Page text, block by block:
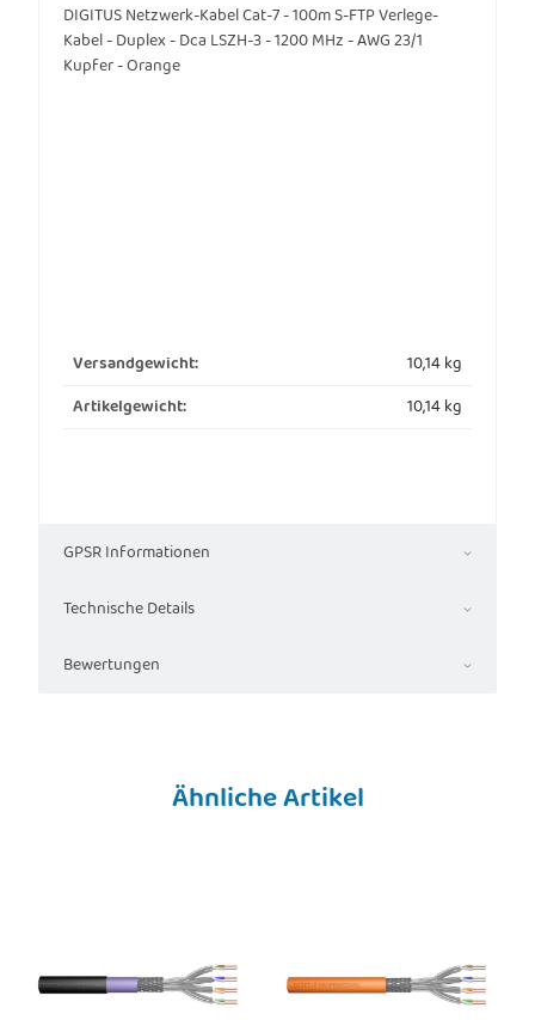
DIGITUS Netzwerk-Kabel Cat-7 - 100m S-FTP Verlege-
Kabel - Duplex - Dca LSZH-3 - 1200 MHz - AWG 23/1
Kupfer - Orange
Versandgewicht:
10,14 kg
Artikelgewicht:
10,14kg
GPSR Informationen
Technische Details
Bewertungen
Ähnliche Artikel